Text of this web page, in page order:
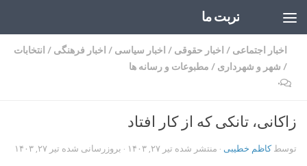
تربت ما
اخبار اجتماعی / اخبار حقوقی / اخبار سیاسی / اخبار فرهنگی / انتخابات
/ شهر و شهرداری / مطبوعات و رسانه ها
۰
زاکانی، تانکی که از کار افتاد
توسطکاظم خطیبی · منتشر شده تیر ۲۷, ۱۴۰۳ · بروزرسانی شده تیر ۲۷, ۱۴۰۳